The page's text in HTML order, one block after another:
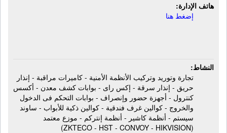
هاتف الإدارة:
إضغط هنا
النشاط:
تجارة وتوريد وتركيب الأنظمة الأمنية - كاميرات مراقبة - إنذار
حريق - إنذار سرقة - إكس راى - بوابات كشف معدن - أكسس
كنترول - أجهزة حضور وإنصراف - بوابات التحكم فى الدخول
والخروج - كوالين غرف فندقية - كوالين ذكية للأبواب - ساوند
سيستم - أنظمة كاشير - أنظمة إنتركم - موزع معتمد
(ZKTECO - HST - CONVOY - HIKVISION)